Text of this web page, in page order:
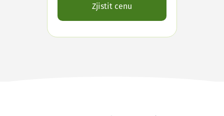
Zjistit cenu